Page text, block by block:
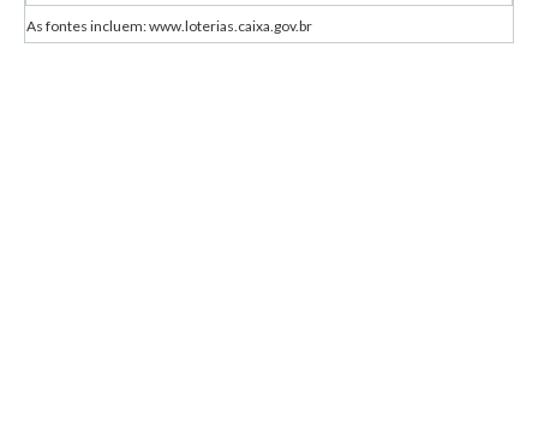
As fontes incluem: www.loterias.caixa.gov.br